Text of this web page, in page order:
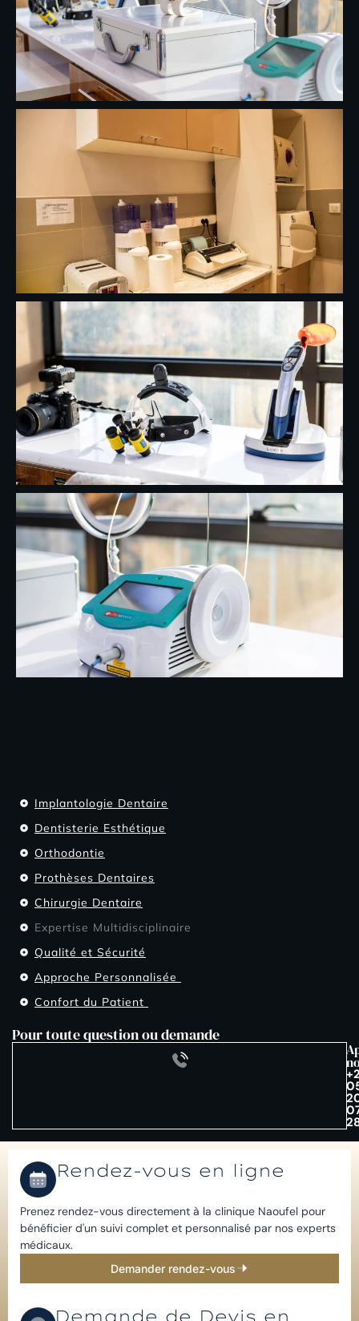
Implantologie Dentaire
Dentisterie Esthétique
Orthodontie
Prothèses Dentaires
Chirurgie Dentaire
Expertise Multidisciplinaire
Qualité et Sécurité
Approche Personnalisée ​
Confort du Patient ​
Pour toute question ou demande
Rendez-vous en ligne
Prenez rendez-vous directement à la clinique Naoufel pour
bénéficier d'un suivi complet et personnalisé par nos experts
médicaux.
Demander rendez-vous
Demande de Devis en